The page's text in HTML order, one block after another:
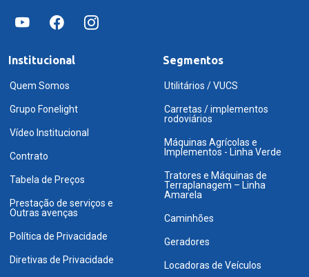
Institucional
Quem Somos
Grupo Fonelight
Vídeo Institucional
Contrato
Tabela de Preços
Prestação de serviços e
Outras avenças
Política de Privacidade
Diretivas de Privacidade
Segmentos
Utilitários / VUCS
Carretas / implementos
rodoviários
Máquinas Agrícolas e
Implementos - Linha Verde
Tratores e Máquinas de
Terraplanagem – Linha
Amarela
Caminhões
Geradores
Locadoras de Veículos